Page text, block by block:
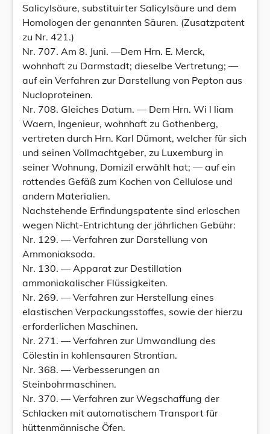
Salicylsäure, substituirter Salicylsäure und dem
Homologen der genannten Säuren. (Zusatzpatent
zu Nr. 421.)
Nr. 707. Am 8. Juni. —Dem Hrn. E. Merck,
wohnhaft zu Darmstadt; dieselbe Vertretung; —
auf ein Verfahren zur Darstellung von Pepton aus
Nucloproteinen.
Nr. 708. Gleiches Datum. — Dem Hrn. Wi l liam
Waern, Ingenieur, wohnhaft zu Gothenberg,
vertreten durch Hrn. Karl Dümont, welcher für sich
und seinen Vollmachtgeber, zu Luxemburg in
seiner Wohnung, Domizil erwählt hat; — auf ein
rottendes Gefäß zum Kochen von Cellulose und
andern Materialien.
Nachstehende Erfindungspatente sind erloschen
wegen Nicht-Entrichtung der jährlichen Gebühr:
Nr. 129. — Verfahren zur Darstellung von
Ammoniaksoda.
Nr. 130. — Apparat zur Destillation
ammoniakalischer Flüssigkeiten.
Nr. 269. — Verfahren zur Herstellung eines
elastischen Verpackungsstoffes, sowie der hierzu
erforderlichen Maschinen.
Nr. 271. — Verfahren zur Umwandlung des
Cölestin in kohlensauren Strontian.
Nr. 368. — Verbesserungen an
Steinbohrmaschinen.
Nr. 370. — Verfahren zur Wegschaffung der
Schlacken mit automatischem Transport für
hüttenmännische Öfen.